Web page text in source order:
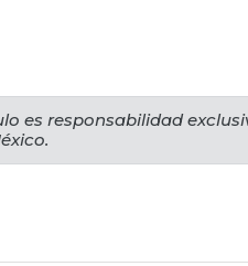
es responsabilidad